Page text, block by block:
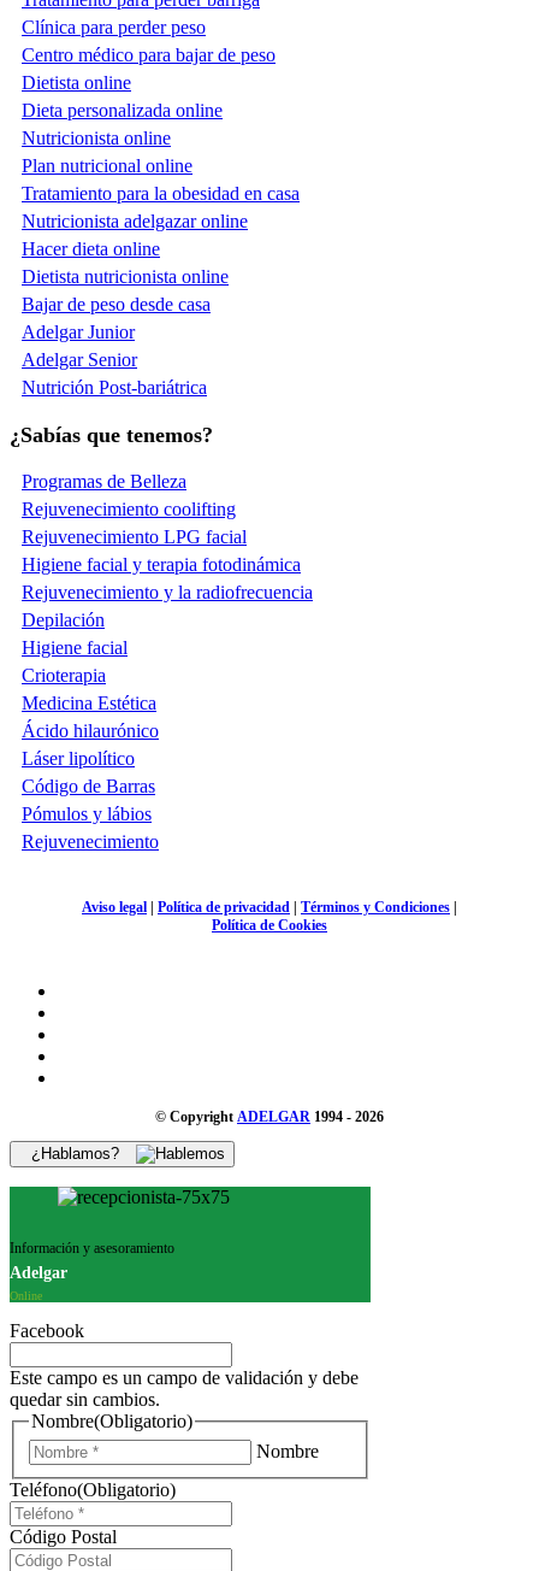
Clínica para perder peso
Centro médico para bajar de peso
Dietista online
Dieta personalizada online
Nutricionista online
Plan nutricional online
Tratamiento para la obesidad en casa
Nutricionista adelgazar online
Hacer dieta online
Dietista nutricionista online
Bajar de peso desde casa
Adelgar Junior
Adelgar Senior
Nutrición Post-bariátrica
¿Sabías que tenemos?
Programas de Belleza
Rejuvenecimiento coolifting
Rejuvenecimiento LPG facial
Higiene facial y terapia fotodinámica
Rejuvenecimiento y la radiofrecuencia
Depilación
Higiene facial
Crioterapia
Medicina Estética
Ácido hilaurónico
Láser lipolítico
Código de Barras
Pómulos y lábios
Rejuvenecimiento
Aviso legal Política de privacidad Términos y Condiciones
Política de Cookies
© Copyright ADELGAR 1994 - 2026
¿Hablamos?
Información y asesoramiento
Adelgar
Online
Facebook
Este campo es un campo de validación y debe
quedar sin cambios.
Nombre(Obligatorio)
Nombre
Teléfono(Obligatorio)
Código Postal